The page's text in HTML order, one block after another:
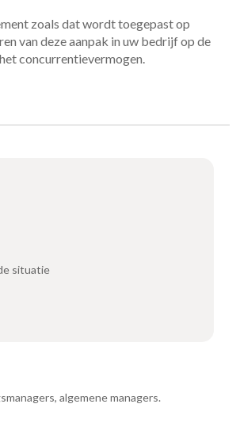
zoals dat wordt toegepast op
van deze aanpak in uw bedrijf op de
concurrentievermogen.
situatie
algemene managers.